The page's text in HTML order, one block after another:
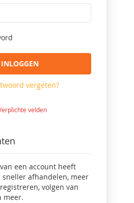
INLOGGEN
vergeten?
een account heeft
sneller afhandelen, meer
volgen van
meer.